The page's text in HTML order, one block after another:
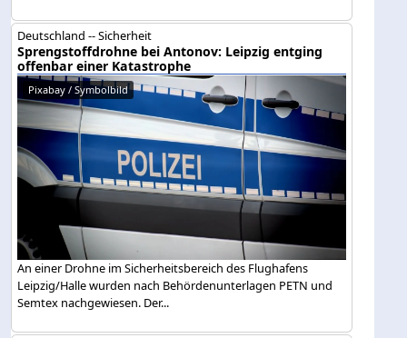
Deutschland -- Sicherheit
Sprengstoffdrohne bei Antonov: Leipzig entging
offenbar einer Katastrophe
Pixabay / Symbolbild
An einer Drohne im Sicherheitsbereich des Flughafens
Leipzig/Halle wurden nach Behördenunterlagen PETN und
Semtex nachgewiesen. Der...